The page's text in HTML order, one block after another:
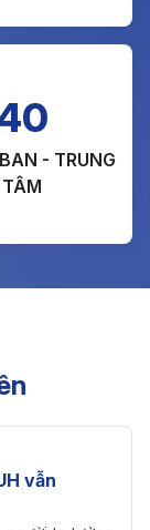
- TRUNG
TÂM
vẫn